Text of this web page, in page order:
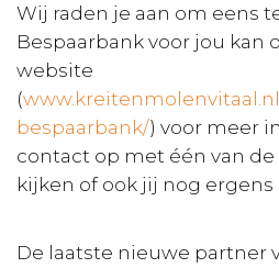
Wij raden je aan om eens
Bespaarbank voor jou kan
website
(
bespaarbank/) voor meer
contact op met één van
kijken of ook jij nog ergens
De laatste nieuwe partner